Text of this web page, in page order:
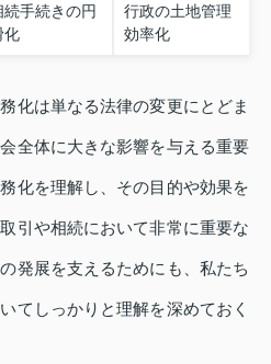
続手続きの円
化
行政の土地管理
効率化
化は単なる法律の変更にとどま
全体に大きな影響を与える重要
化を理解し、その目的や効果を
引や相続において非常に重要な
発展を支えるためにも、私たち
てしっかりと理解を深めておく